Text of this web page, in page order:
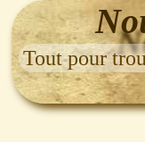
Tout pour